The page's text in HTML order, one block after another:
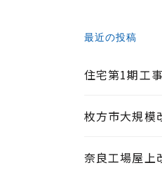
最近の投稿
住宅第1期工事
枚方市大規模
奈良工場屋上